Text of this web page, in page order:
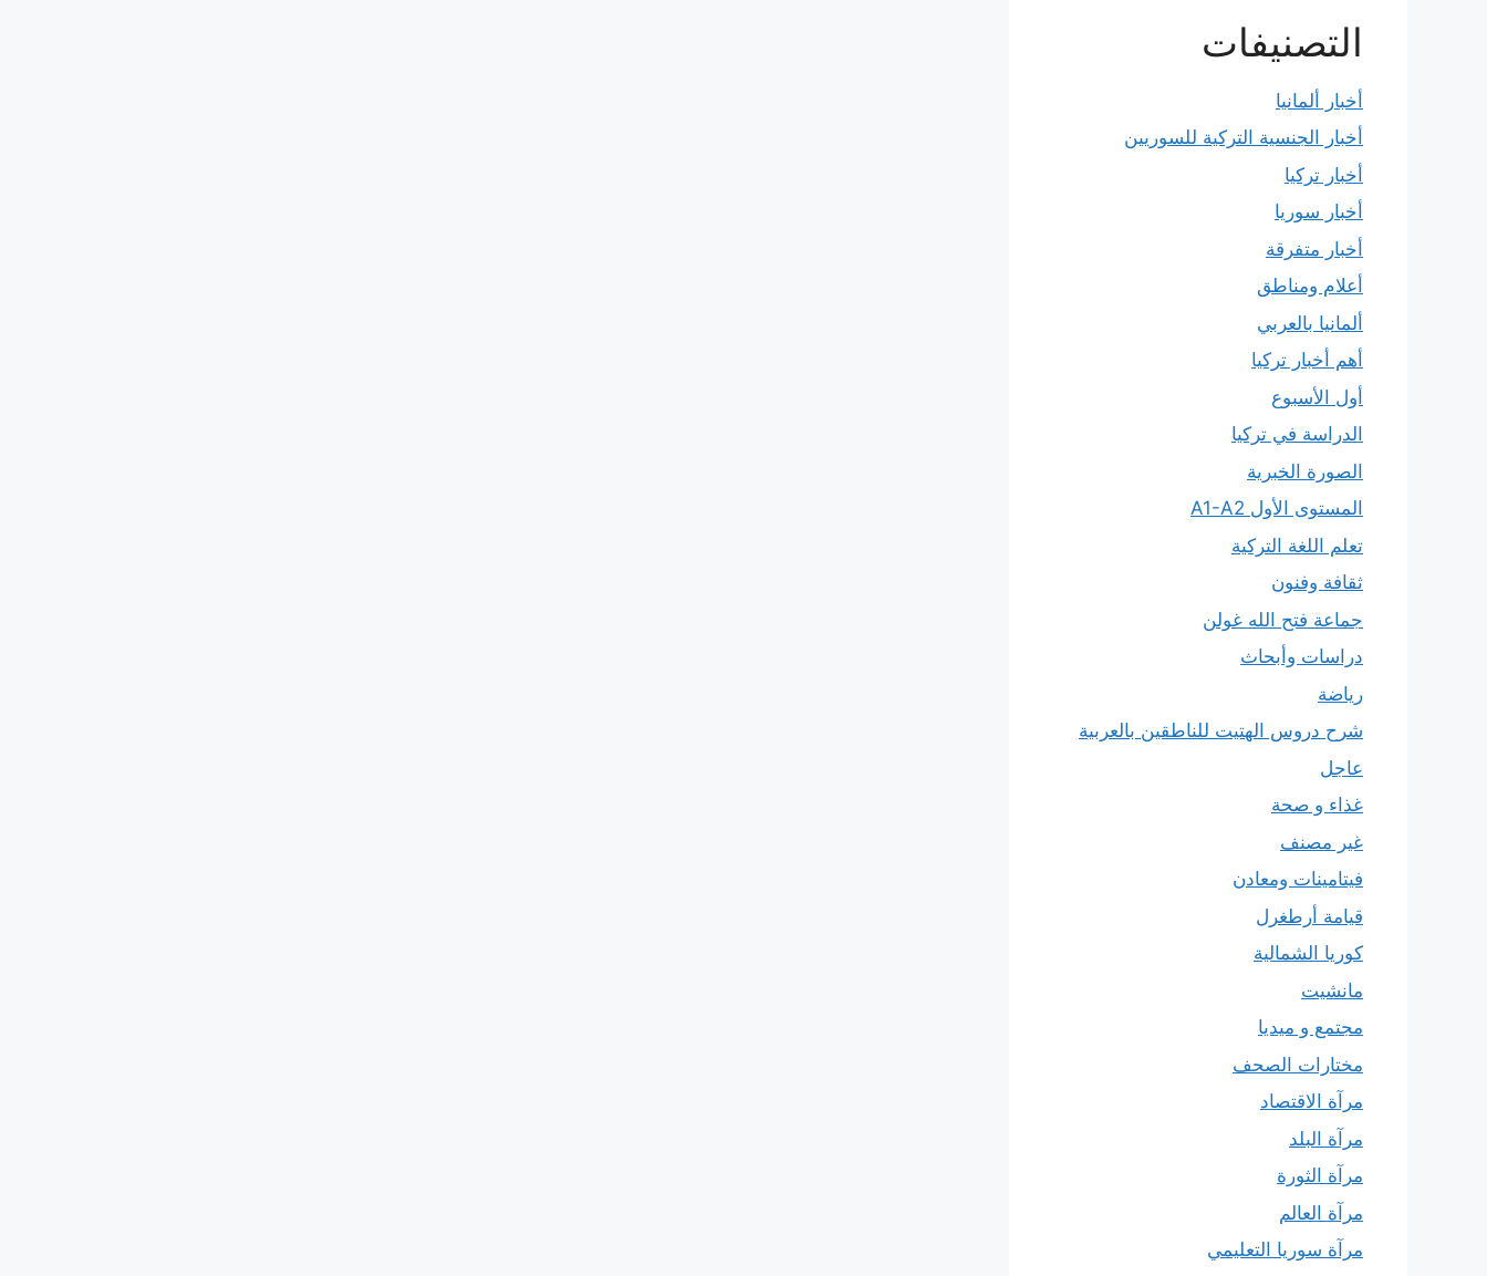
التصنيفات
أخبار ألمانيا
أخبار الجنسية التركية للسوريين
أخبار تركيا
أخبار سوريا
أخبار متفرقة
أعلام ومناطق
ألمانيا بالعربي
أهم أخبار تركيا
أول الأسبوع
الدراسة في تركيا
الصورة الخبرية
المستوى الأول A1-A2
تعلم اللغة التركية
ثقافة وفنون
جماعة فتح الله غولن
دراسات وأبحاث
رياضة
شرح دروس الهتيت للناطقين بالعربية
عاجل
غذاء و صحة
غير مصنف
فيتامينات ومعادن
قيامة أرطغرل
كوريا الشمالية
مانشيت
مجتمع و ميديا
مختارات الصحف
مرآة الاقتصاد
مرآة البلد
مرآة الثورة
مرآة العالم
مرآة سوريا التعليمي